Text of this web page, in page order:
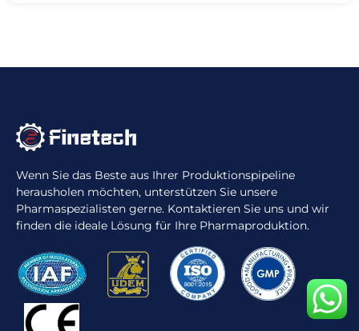
Wenn Sie das Beste aus Ihrer Produktionspipeline
herausholen möchten, unterstützen Sie unsere
Pharmaspezialisten gerne. Kontaktieren Sie uns und wir
finden die ideale Lösung für Ihre Pharmaproduktion.